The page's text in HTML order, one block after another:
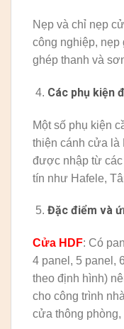
Nẹp và chỉ nẹp
công nghiệp, nẹp
ghép thanh và
Các phụ kiện
Một số phụ kiện
thiện cánh cửa
được nhập từ
tín như Hafele,
Đặc điểm và
Cửa HDF: Có
4 panel, 5 panel,
theo định hình)
cho công trình
cửa thông